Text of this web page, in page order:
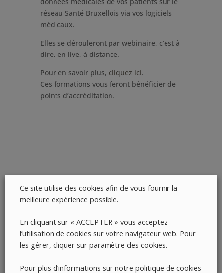
réseau Santé Bruxellois via vos logiciels
médicaux.
Elles se dérouleront par webinaire, c’est à
dire, en live, à distance.
Pour en savoir plus, cliquez ici.
Ces formations vous feront bénéficier de
points d’accréditation.
Ce site utilise des cookies afin de vous fournir la
meilleure expérience possible.
En cliquant sur « ACCEPTER » vous acceptez
l’utilisation de cookies sur votre navigateur web. Pour
les gérer, cliquer sur paramètre des cookies.
Pour plus d’informations sur notre politique de cookies